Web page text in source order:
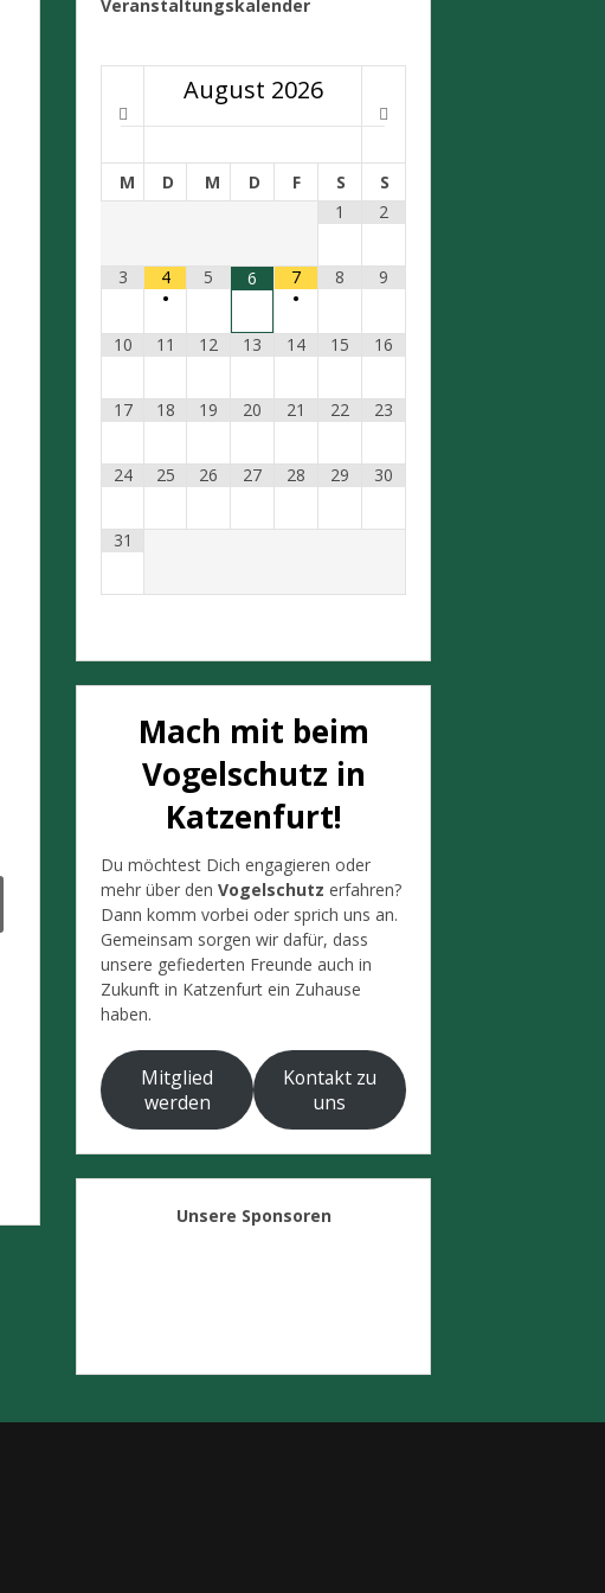
Veranstaltungskalender
August 2026
M D M D F S
S
1
2
3
4
•
5 6
7
•
8 9
10 11 12 13 14 15 16
17 18 19 20 21 22 23
24 25 26 27 28 29 30
31
Mach mit beim
Vogelschutz in
Katzenfurt!
Du möchtest Dich engagieren oder
mehr über den Vogelschutz erfahren?
Dann komm vorbei oder sprich uns an.
Gemeinsam sorgen wir dafür, dass
unsere gefiederten Freunde auch in
Zukunft in Katzenfurt ein Zuhause
haben.
Mitglied
werden
Kontakt zu
uns
Unsere Sponsoren